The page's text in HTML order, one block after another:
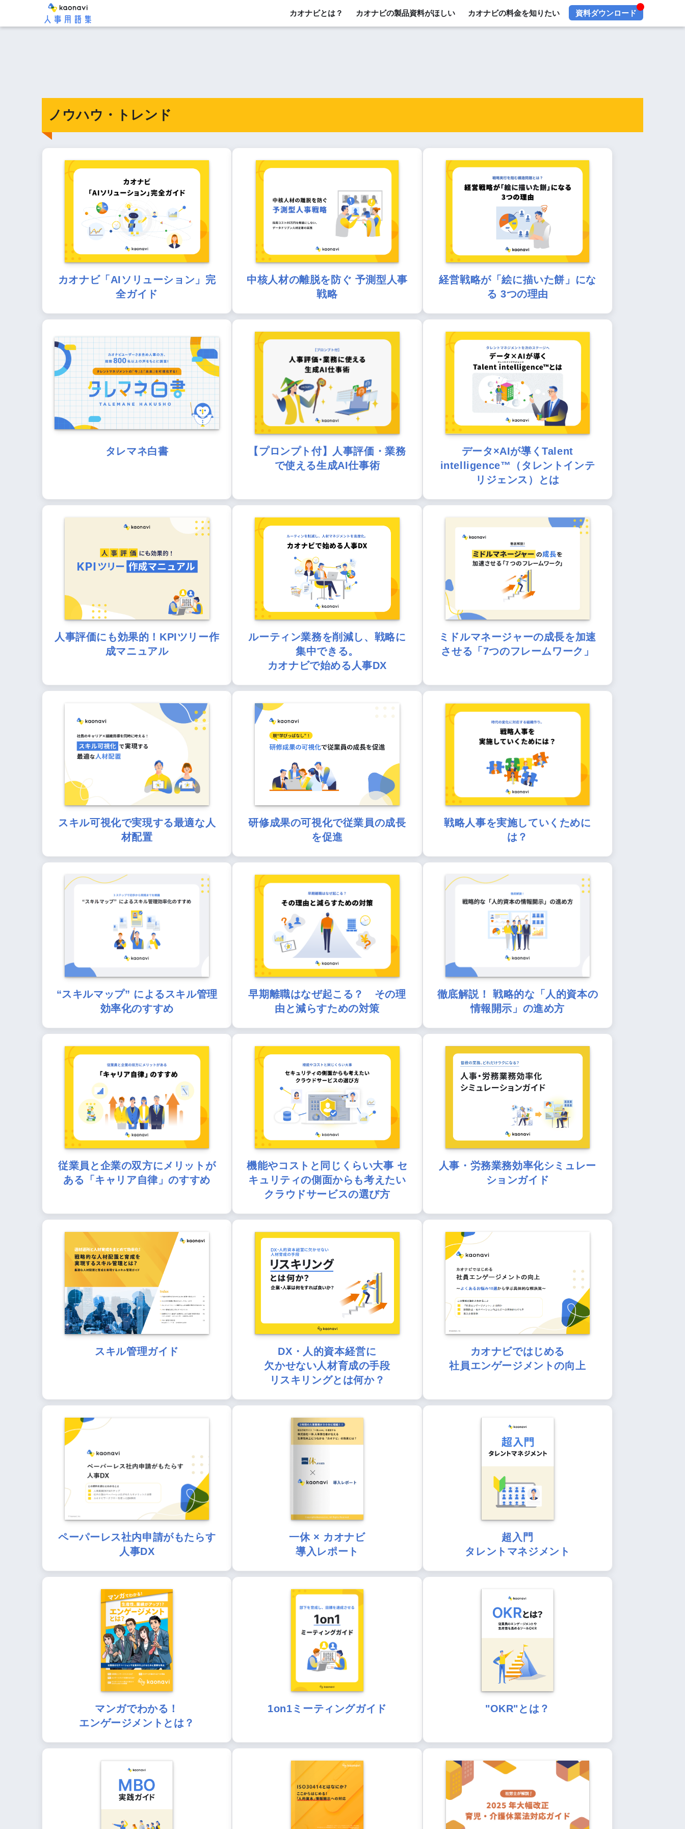
カオナビとは？ カオナビの製品資料がほしい カオナビの料金を知りたい 資料ダウンロード
ノウハウ・トレンド
カオナビ「AIソリューション」完
全ガイド
中核人材の離脱を防ぐ 予測型人事
戦略
経営戦略が「絵に描いた餅」にな
る 3つの理由
タレマネ白書
【プロンプト付】人事評価・業務
で使える生成AI仕事術
データ×AIが導くTalent
intelligence™（タレントインテ
リジェンス）とは
人事評価にも効果的！KPIツリー作
成マニュアル
ルーティン業務を削減し、戦略に
集中できる。
カオナビで始める人事DX
ミドルマネージャーの成長を加速
させる「7つのフレームワーク」
スキル可視化で実現する最適な人
材配置
研修成果の可視化で従業員の成長
を促進
戦略人事を実施していくために
は？
“スキルマップ” によるスキル管理
効率化のすすめ
早期離職はなぜ起こる？ その理
由と減らすための対策
徹底解説！ 戦略的な「人的資本の
情報開示」の進め方
従業員と企業の双方にメリットが
ある「キャリア自律」のすすめ
機能やコストと同じくらい大事 セ
キュリティの側面からも考えたい
クラウドサービスの選び方
人事・労務業務効率化シミュレー
ションガイド
スキル管理ガイド
DX・人的資本経営に
欠かせない人材育成の手段
リスキリングとは何か？
カオナビではじめる
社員エンゲージメントの向上
ペーパーレス社内申請がもたらす
人事DX
一休 × カオナビ
導入レポート
超入門
タレントマネジメント
マンガでわかる！
エンゲージメントとは？
1on1ミーティングガイド "OKR"とは？